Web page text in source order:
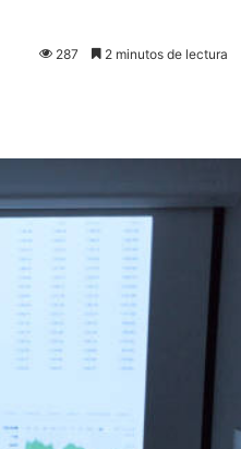
287 2 minutos de lectura